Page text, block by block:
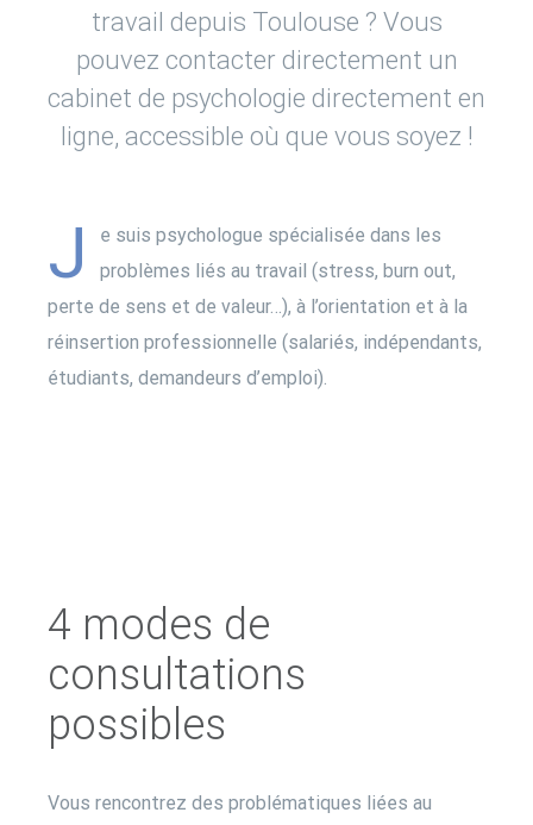
travail depuis Toulouse ? Vous
pouvez contacter directement un
cabinet de psychologie directement en
ligne, accessible où que vous soyez !
J
e suis psychologue spécialisée dans les
problèmes liés au travail (stress, burn out,
perte de sens et de valeur…), à l’orientation et à la
réinsertion professionnelle (salariés, indépendants,
étudiants, demandeurs d’emploi).
4 modes de
consultations
possibles
Vous rencontrez des problématiques liées au